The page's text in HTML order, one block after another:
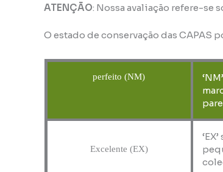
ATENÇÃO: Nossa avaliação refere-se
O estado de conservação das CAPAS
perfeito (NM)
Excelente (EX)